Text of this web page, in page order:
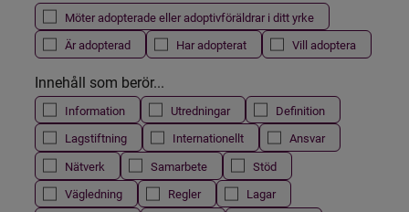
Möter adopterade eller adoptivföräldrar i ditt yrke
Är adopterad
Har adopterat Vill adoptera
Innehåll som berör...
Information Utredningar
Definition
Lagstiftning
Internationellt
Ansvar
Nätverk
Samarbete
Stöd
Vägledning
Regler
Lagar